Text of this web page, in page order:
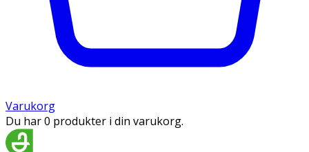
Varukorg
Du har 0 produkter i din varukorg.